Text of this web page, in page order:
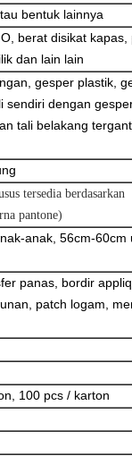
bentuk lainnya
berat disikat kapas,
dan lain lain
gesper plastik,
sendiri dengan
tali belakang
tersedia berdasarkan
pantone)
anak, 56cm-60cm
panas, bordir
patch logam,
100 pcs / karton